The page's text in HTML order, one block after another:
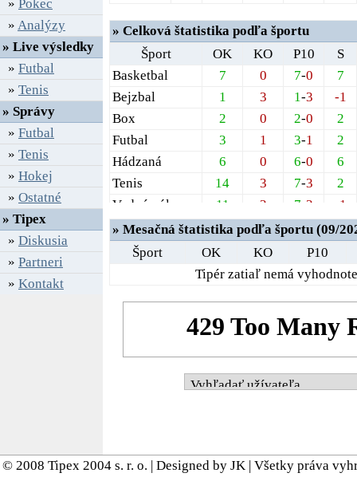
» Pokec
» Analýzy
» Live výsledky
» Futbal
» Tenis
» Správy
» Futbal
» Tenis
» Hokej
» Ostatné
» Tipex
» Diskusia
» Partneri
» Kontakt
» Celková štatistika podľa športu
Šport
OK KO P10
S
Basketbal
7 0 7-0
7
Bejzbal
1 3 1-3
-1
Box
2 0 2-0
2
Futbal
3 1 3-1
2
Hádzaná
6 0 6-0
6
Tenis
14 3 7-3
2
Vodné pólo
11 3 7 3
-1
» Mesačná štatistika podľa športu (09/
Šport
OK KO P10
Tipér zatiaľ nemá
© 2008 Tipex 2004 s. r. o. | Designed by JK | Všetky práva